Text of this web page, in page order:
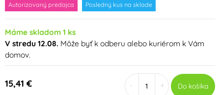
Autorizovaný predajca Posledný kus na sklade
Máme skladom 1 ks
V stredu 12.08. Môže byť k odberu alebo kuriérom k Vám
domov.
15,41 € + Do košíka